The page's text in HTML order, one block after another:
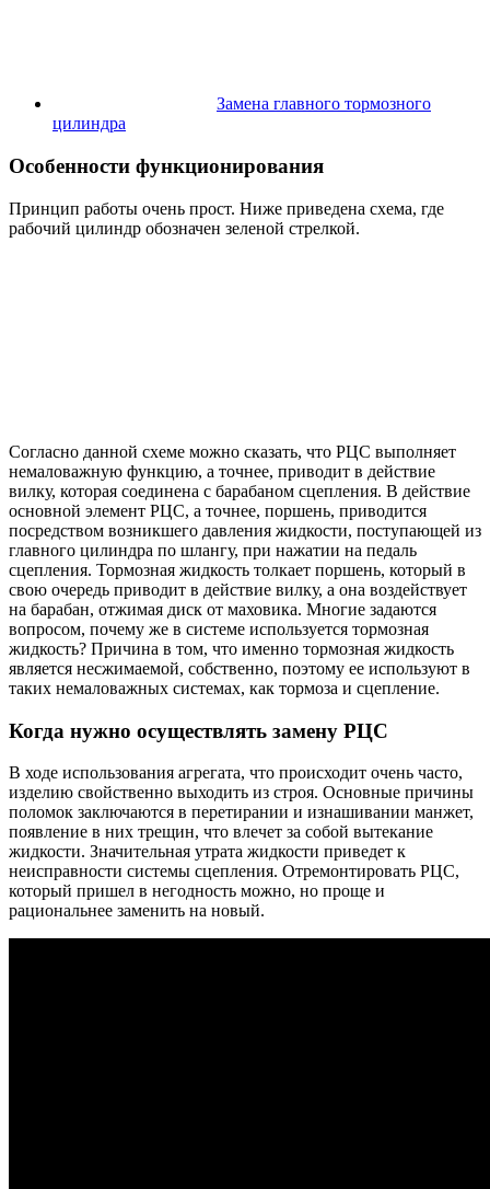
Замена главного тормозного
цилиндра
Особенности функционирования
Принцип работы очень прост. Ниже приведена схема, где
рабочий цилиндр обозначен зеленой стрелкой.
Согласно данной схеме можно сказать, что РЦС выполняет
немаловажную функцию, а точнее, приводит в действие
вилку, которая соединена с барабаном сцепления. В действие
основной элемент РЦС, а точнее, поршень, приводится
посредством возникшего давления жидкости, поступающей из
главного цилиндра по шлангу, при нажатии на педаль
сцепления. Тормозная жидкость толкает поршень, который в
свою очередь приводит в действие вилку, а она воздействует
на барабан, отжимая диск от маховика. Многие задаются
вопросом, почему же в системе используется тормозная
жидкость? Причина в том, что именно тормозная жидкость
является несжимаемой, собственно, поэтому ее используют в
таких немаловажных системах, как тормоза и сцепление.
Когда нужно осуществлять замену РЦС
В ходе использования агрегата, что происходит очень часто,
изделию свойственно выходить из строя. Основные причины
поломок заключаются в перетирании и изнашивании манжет,
появление в них трещин, что влечет за собой вытекание
жидкости. Значительная утрата жидкости приведет к
неисправности системы сцепления. Отремонтировать РЦС,
который пришел в негодность можно, но проще и
рациональнее заменить на новый.